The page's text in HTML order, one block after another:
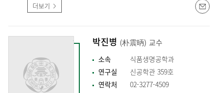
더보기
박진병 (朴震昞) 교수
소속
식품생명공학과
연구실
신공학관 359호
연락처
02-3277-4509